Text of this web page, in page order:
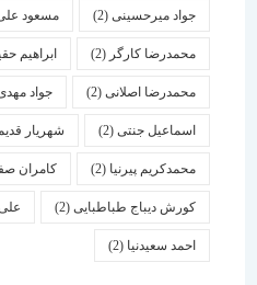
جواد میرحسینی(2) مسعود علی نژاد(2)
محمدرضا کارگر(2) ابراهیم حقیقی(2)
محمدرضا اصلانی(2) جواد مهدی زاده(2)
اسماعیل جنتی(2) شهریار قدیمی(2)
محمدکریم پیرنیا (2) کامران صفامنش(2)
کورش دیباج طباطبایی(2) علی ملکی(2)
احمد سعیدنیا (2)